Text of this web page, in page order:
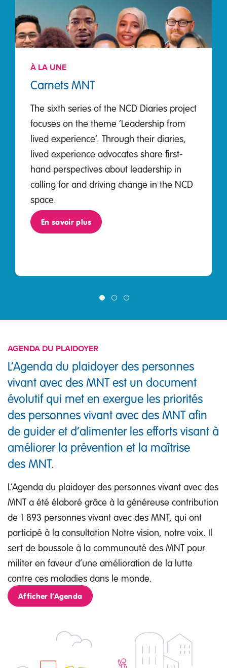
À LA UNE
Carnets MNT
The sixth series of the NCD Diaries project
focuses on the theme ‘Leadership from
lived experience’. Through their diaries,
lived experience advocates share first-
hand perspectives about leadership in
calling for and driving change in the NCD
space.
En savoir plus
AGENDA DU PLAIDOYER
L’Agenda du plaidoyer des personnes
vivant avec des MNT est un document
évolutif qui met en exergue les priorités
des personnes vivant avec des MNT afin
de guider et d’alimenter les efforts visant à
améliorer la prévention et la maîtrise
des MNT.
L’Agenda du plaidoyer des personnes vivant avec des
MNT a été élaboré grâce à la généreuse contribution
de 1 893 personnes vivant avec des MNT, qui ont
participé à la consultation Notre vision, notre voix. Il
sert de boussole à la communauté des MNT pour
militer en faveur d’une amélioration de la lutte
contre ces maladies dans le monde.
Afficher l’Agenda